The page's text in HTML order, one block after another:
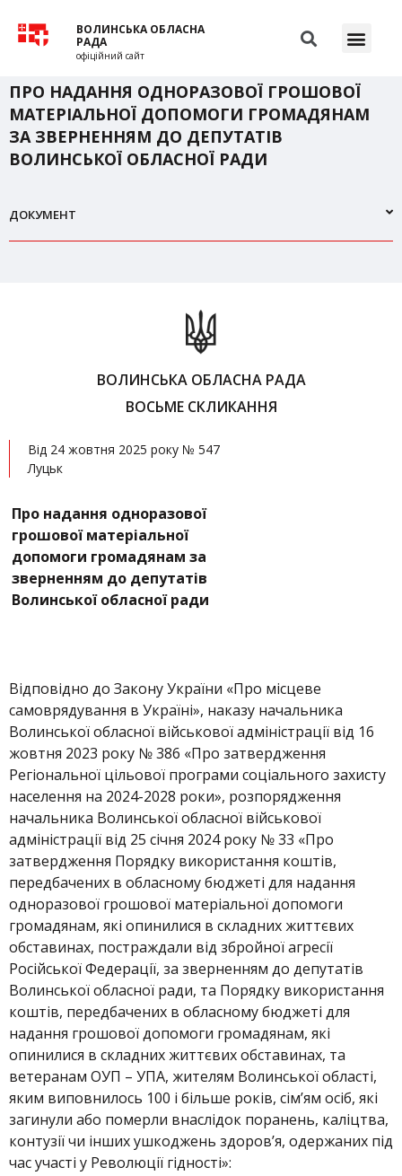
ВОЛИНСЬКА ОБЛАСНА
РАДА
офіційний сайт
ПРО НАДАННЯ ОДНОРАЗОВОЇ ГРОШОВОЇ
МАТЕРІАЛЬНОЇ ДОПОМОГИ ГРОМАДЯНАМ
ЗА ЗВЕРНЕННЯМ ДО ДЕПУТАТІВ
ВОЛИНСЬКОЇ ОБЛАСНОЇ РАДИ
ДОКУМЕНТ
ВОЛИНСЬКА ОБЛАСНА РАДА
ВОСЬМЕ СКЛИКАННЯ
Від 24 жовтня 2025 року № 547
Луцьк
Про надання одноразової
грошової матеріальної
допомоги громадянам за
зверненням до депутатів
Волинської обласної ради
Відповідно до Закону України «Про місцеве
самоврядування в Україні», наказу начальника
Волинської обласної військової адміністрації від 16
жовтня 2023 року № 386 «Про затвердження
Регіональної цільової програми соціального захисту
населення на 2024-2028 роки», розпорядження
начальника Волинської обласної військової
адміністрації від 25 січня 2024 року № 33 «Про
затвердження Порядку використання коштів,
передбачених в обласному бюджеті для надання
одноразової грошової матеріальної допомоги
громадянам, які опинилися в складних життєвих
обставинах, постраждали від збройної агресії
Російської Федерації, за зверненням до депутатів
Волинської обласної ради, та Порядку використання
коштів, передбачених в обласному бюджеті для
надання грошової допомоги громадянам, які
опинилися в складних життєвих обставинах, та
ветеранам ОУП – УПА, жителям Волинської області,
яким виповнилось 100 і більше років, сім’ям осіб, які
загинули або померли внаслідок поранень, каліцтва,
контузії чи інших ушкоджень здоров’я, одержаних під
час участі у Революції гідності»: